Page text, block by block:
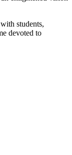
students,
devoted to